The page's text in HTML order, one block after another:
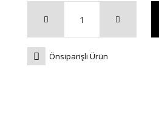
Önsiparişli Ürün